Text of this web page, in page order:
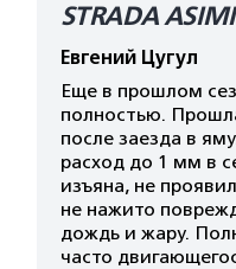
STRADA
Евгений Цугул
Еще в прошлом
полностью.
после заезда в
расход до 1 мм в
изъяна, не
не нажито
дождь и жару.
часто